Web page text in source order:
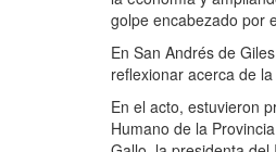
golpe encabezado por
En San Andrés de
reflexionar acerca de
En el acto, estuvieron
Humano de la